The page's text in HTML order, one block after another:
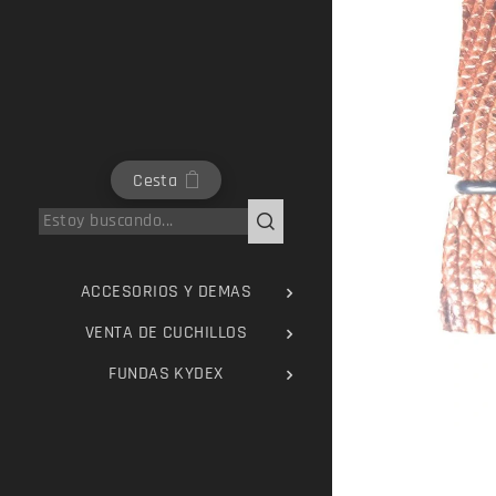
Cesta
ACCESORIOS Y DEMAS
VENTA DE CUCHILLOS
FUNDAS KYDEX